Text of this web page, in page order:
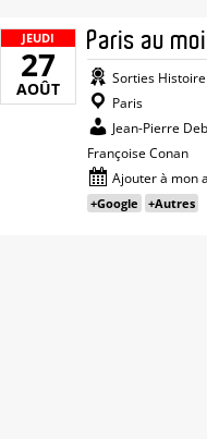
JEUDI
27
AOÛT
Paris au
Sorties Histoire
Paris
Jean-Pierre
Françoise Conan
Ajouter à mon
+Google +Autres